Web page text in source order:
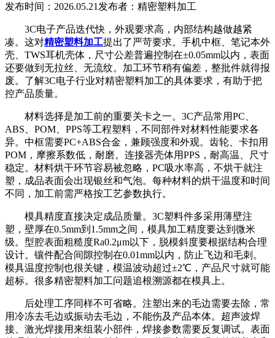
发布时间：2026.05.21 发布者：精密塑料加工
3C电子产品迭代快，外观要求高，内部结构越做越紧
凑。这对精密塑料加工提出了严苛要求。手机中框、笔记本外
壳、TWS耳机壳体，尺寸公差普遍控制在±0.05mm以内，表面
还要做到无拉丝、无流纹。加工环节稍有偏差，整批件就得报
废。了解3C电子行业对精密塑料加工的具体要求，有助于把
控产品质量。
材料选择是加工前的重要关卡之一。3C产品常用PC、
ABS、POM、PPS等工程塑料，不同部件对材料性能要求各
异。中框需要PC+ABS合金，兼顾强度和外观。齿轮、卡扣用
POM，摩擦系数低，耐磨。连接器壳体用PPS，耐高温、尺寸
稳定。材料烘干环节容易被忽略，PC吸水率高，不烘干就注
塑，成品表面会出现银丝和气泡。每种材料的烘干温度和时间
不同，加工前需严格按工艺参数执行。
模具精度直接决定成品质量。3C塑料件多采用薄壁注
塑，壁厚在0.5mm到1.5mm之间，模具加工精度要达到微米
级。型腔表面粗糙度Ra0.2μm以下，脱模斜度要根据结构合理
设计。镶件配合间隙控制在0.01mm以内，防止飞边和毛刺。
模具温度控制也很关键，模温波动超过±2℃，产品尺寸就可能
超标。很多精密塑料加工问题追根溯源都在模具上。
后处理工序同样不可省略。注塑出来的毛边需要去除，常
用冷冻去毛边或振动去毛边，不能伤及产品本体。超声波焊
接、激光焊接用来组装小部件，焊接参数需要反复调试。表面